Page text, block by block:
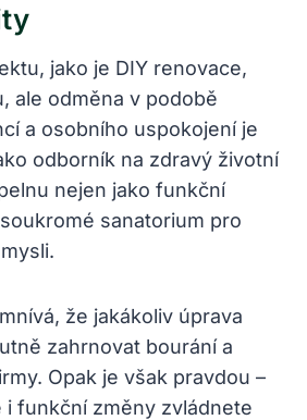
jako je DIY renovace,
ale odměna v podobě
a osobního uspokojení je
odborník na zdravý životní
nejen jako funkční
sanatorium pro
že jakákoliv úprava
zahrnovat bourání a
Opak je však pravdou –
i funkční změny zvládnete